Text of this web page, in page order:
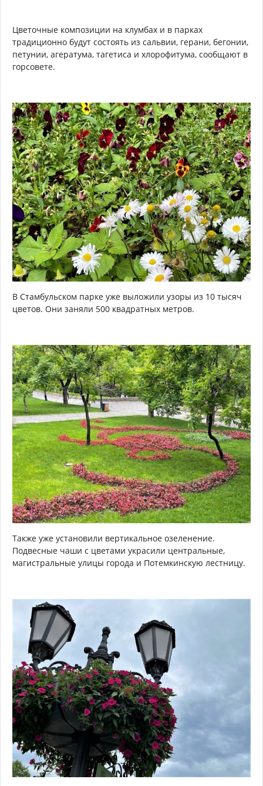
Цветочные композиции на клумбах и в парках
традиционно будут состоять из сальвии, герани, бегонии,
петунии, агератума, тагетиса и хлорофитума, сообщают в
горсовете.
В Стамбульском парке уже выложили узоры из 10 тысяч
цветов. Они заняли 500 квадратных метров.
Также уже установили вертикальное озеленение.
Подвесные чаши с цветами украсили центральные,
магистральные улицы города и Потемкинскую лестницу.